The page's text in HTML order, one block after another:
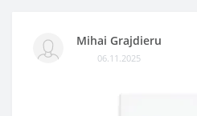
Mihai Grajdieru
06.11.2025